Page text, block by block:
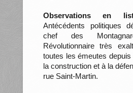
Observations en
Antécédents politiques
chef des
Révolutionnaire très
toutes les émeutes
la construction et à la
rue Saint-Martin.